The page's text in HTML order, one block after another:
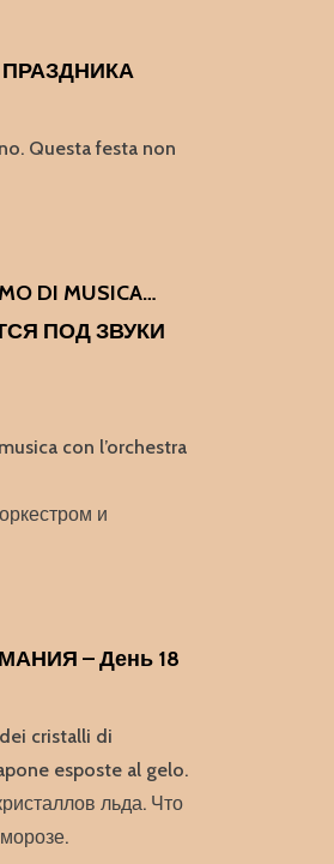
ПРАЗДНИКА
Questa festa non
DI MUSICA…
ПОД ЗВУКИ
con l’orchestra
и
– День 18
cristalli di
esposte al gelo.
льда. Что